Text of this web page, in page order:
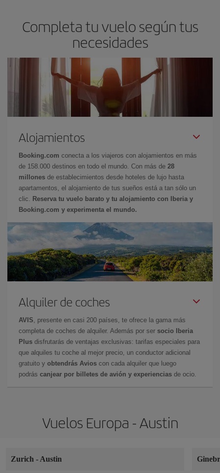
Completa tu vuelo según tus
necesidades
Alojamientos
Booking.com conecta a los viajeros con alojamientos en más
de 158.000 destinos en todo el mundo. Con más de 28
millones de establecimientos desde hoteles de lujo hasta
apartamentos, el alojamiento de tus sueños está a tan sólo un
clic.
Reserva tu vuelo barato y tu alojamiento con Iberia y
Booking.com y experimenta el mundo.
Alquiler de coches
AVIS , presente en casi 200 países, te ofrece la gama más
completa de coches de alquiler. Además por ser socio Iberia
Plus disfrutarás de ventajas exclusivas: tarifas especiales para
que alquiles tu coche al mejor precio, un conductor adicional
gratuito y obtendrás Avios con cada alquiler que luego
podrás canjear por billetes de avión y experiencias de ocio.
Vuelos Europa - Austin
Zurich - Austin